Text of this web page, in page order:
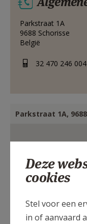
HULP
MIJN
Parkstraat 1A
9688 Schorisse
België
32 470 246 004
Parkstraat 1A,
Deze
cookies
Stel voor een
in of aanvaard